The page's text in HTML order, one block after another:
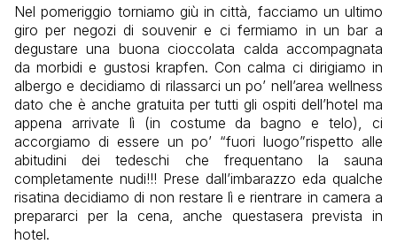
Nel pomeriggio torniamo giù in città, facciamo un ultimo
giro per negozi di souvenir e ci fermiamo in un bar a
degustare una buona cioccolata calda accompagnata
da morbidi e gustosi krapfen. Con calma ci dirigiamo in
albergo e decidiamo di rilassarci un po’ nell’area wellness
dato che è anche gratuita per tutti gli ospiti dell’hotel ma
appena arrivate lì (in costume da bagno e telo), ci
accorgiamo di essere un po’ “fuori luogo”rispetto alle
abitudini dei tedeschi che frequentano la sauna
completamente nudi!!! Prese dall’imbarazzo eda qualche
risatina decidiamo di non restare lì e rientrare in camera a
prepararci per la cena, anche questasera prevista in
hotel.